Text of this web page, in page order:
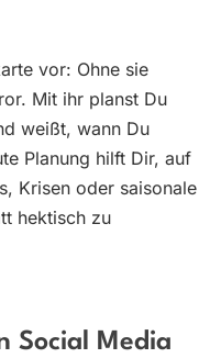
vor: Ohne sie
Mit ihr planst Du
weißt, wann Du
Planung hilft Dir, auf
Krisen oder saisonale
hektisch zu
Social Media